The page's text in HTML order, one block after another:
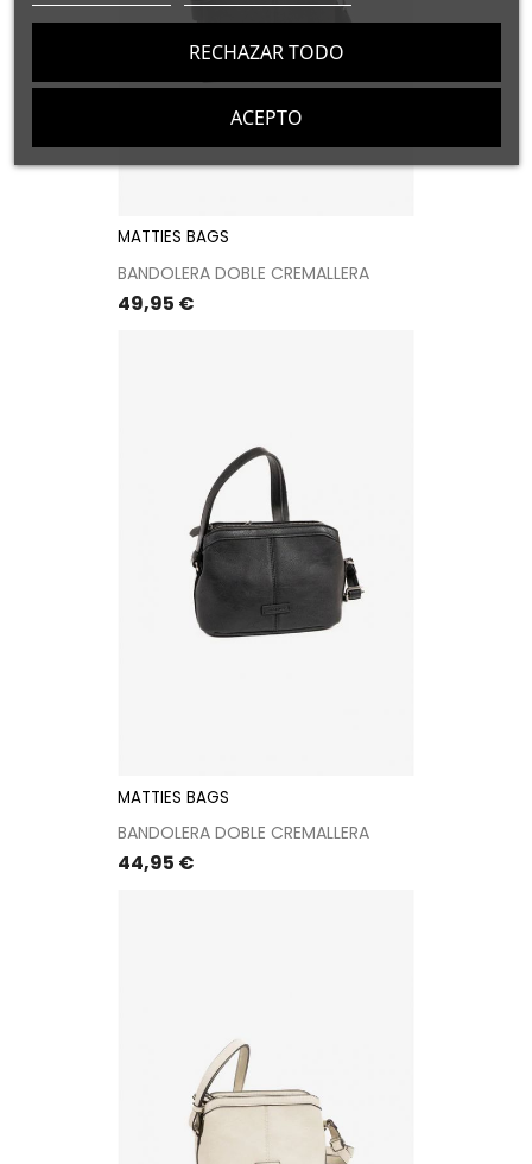
MATTIES BAGS
BANDOLERA DOBLE CREMALLERA
Precio
49,95 €
MATTIES BAGS
BANDOLERA DOBLE CREMALLERA
Precio
44,95 €
RECHAZAR TODO
ACEPTO